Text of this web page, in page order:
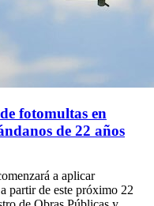
fotomultas en
de 22 años
a aplicar
partir de este próximo 22